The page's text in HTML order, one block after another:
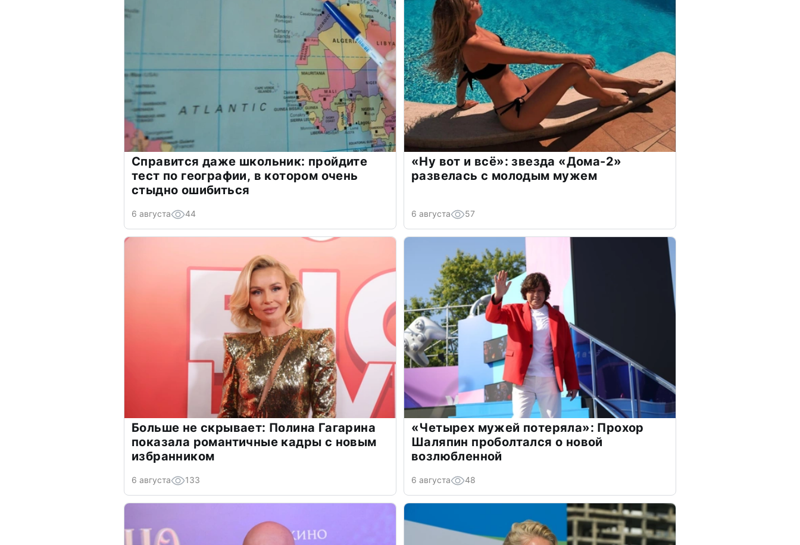
Справится даже школьник: пройдите
тест по географии, в котором очень
стыдно ошибиться
6 августа 44
«Ну вот и всё»: звезда «Дома-2»
развелась с молодым мужем
6 августа 57
Больше не скрывает: Полина Гагарина
показала романтичные кадры с новым
избранником
6 августа 133
«Четырех мужей потеряла»: Прохор
Шаляпин проболтался о новой
возлюбленной
6 августа 48